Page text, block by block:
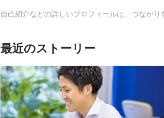
自己紹介などの詳しいプロフィールは、つなが
最近のストーリー